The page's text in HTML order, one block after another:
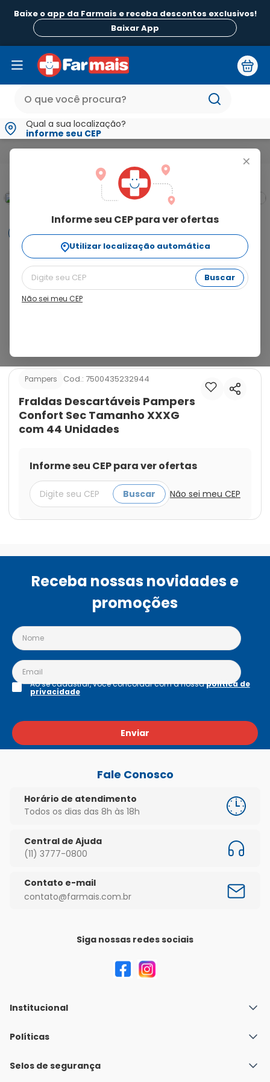
Baixe o app da Farmais e receba descontos exclusivos!
Baixar App
Qual a sua localização?
informe seu CEP
+
Informe seu CEP para ver ofertas
Utilizar localização automática
Buscar
Não sei meu CEP
Fraldas
Informações
As Fraldas Descartáveis Pampers Confort Sec
Tamanho XXXG com 44 Unidades oferecem até 12
horas de proteção, mantendo a pele do bebê seca e
confortável. Indicadas para bebês acima de 19kg,
Pampers Cod.: 7500435232944
Fraldas Descartáveis Pampers
Confort Sec Tamanho XXXG
com 44 Unidades
Informe seu CEP para ver ofertas
Buscar Não sei meu CEP
Receba nossas novidades e
promoções
Enviar
Ao se cadastrar, você concordar com a nossapolítica de
privacidade
Fale Conosco
Horário de atendimento
Todos os dias das 8h às 18h
Central de Ajuda
(11) 3777-0800
Contato e-mail
contato@farmais.com.br
Siga nossas redes sociais
Institucional
Quem Somos
Nossas lojas
Políticas
Política de Envio
Selos de segurança